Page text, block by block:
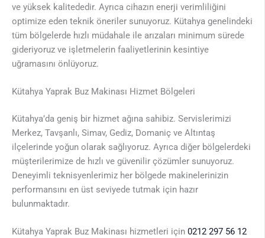
ve yüksek kalitededir. Ayrıca cihazın enerji verimliliğini
optimize eden teknik öneriler sunuyoruz. Kütahya genelindeki
tüm bölgelerde hızlı müdahale ile arızaları minimum sürede
gideriyoruz ve işletmelerin faaliyetlerinin kesintiye
uğramasını önlüyoruz.
Kütahya Yaprak Buz Makinası Hizmet Bölgeleri
Kütahya’da geniş bir hizmet ağına sahibiz. Servislerimizi
Merkez, Tavşanlı, Simav, Gediz, Domaniç ve Altıntaş
ilçelerinde yoğun olarak sağlıyoruz. Ayrıca diğer bölgelerdeki
müşterilerimize de hızlı ve güvenilir çözümler sunuyoruz.
Deneyimli teknisyenlerimiz her bölgede makinelerinizin
performansını en üst seviyede tutmak için hazır
bulunmaktadır.
Kütahya Yaprak Buz Makinası hizmetleri için 0212 297 56 12